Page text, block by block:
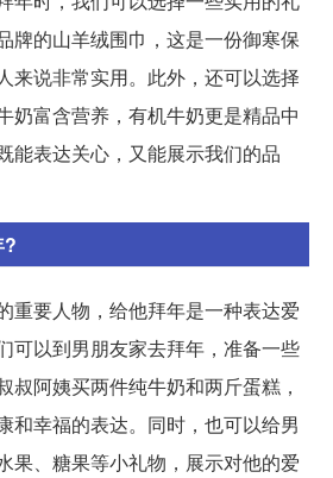
牌的山羊绒围巾，这是一份御寒保
来说非常实用。此外，还可以选择
奶富含营养，有机牛奶更是精品中
能表达关心，又能展示我们的品
?
重要人物，给他拜年是一种表达爱
可以到男朋友家去拜年，准备一些
叔阿姨买两件纯牛奶和两斤蛋糕，
和幸福的表达。同时，也可以给男
果、糖果等小礼物，展示对他的爱